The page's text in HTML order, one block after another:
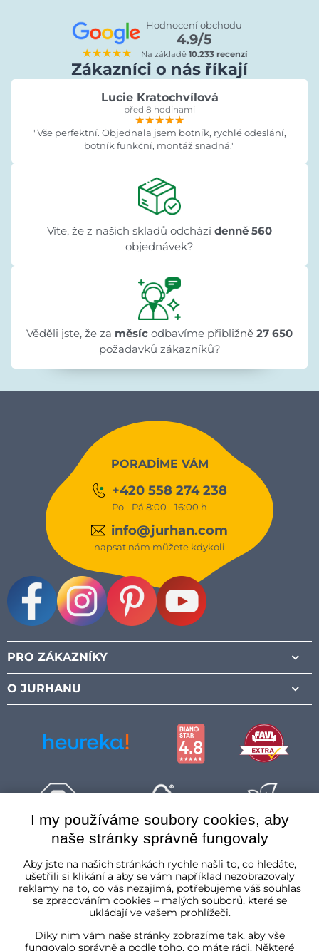
★★★★★
Hodnocení obchodu
4.9/5
Na základě10.233 recenzí
Zákazníci o nás říkají
Lucie Kratochvílová
před 8 hodinami
★★★★★
★★★★★
★★★★★
"Vše perfektní. Objednala jsem botník, rychlé odeslání,
botník funkční, montáž snadná."
Víte, že z našich skladů odchází denně 560
objednávek?
Věděli jste, že za měsíc odbavíme přibližně 27 650
požadavků zákazníků?
PORADÍME VÁM
+420 558 274 238
Po - Pá 8:00 - 16:00 h
info@jurhan.com
napsat nám můžete kdykoli
PRO ZÁKAZNÍKY
O JURHANU
I my používáme soubory cookies, aby
naše stránky správně fungovaly
Aby jste na našich stránkách rychle našli to, co hledáte,
ušetřili si klikání a aby se vám například nezobrazovaly
reklamy na to, co vás nezajímá, potřebujeme váš souhlas
se zpracováním cookies – malých souborů, které se
ukládají ve vašem prohlížeči.
Díky nim vám naše stránky zobrazíme tak, aby vše
fungovalo správně a podle toho, co máte rádi. Některé